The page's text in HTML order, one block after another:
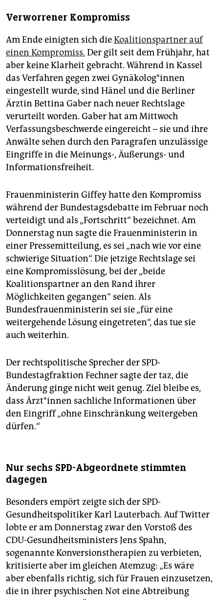
Verworrener Kompromiss
Am Ende einigten sich dieKoalitionspartner auf
einen Kompromiss. Der gilt seit dem Frühjahr, hat
aber keine Klarheit gebracht. Während in Kassel
das Verfahren gegen zwei Gynäkolog*innen
eingestellt wurde, sind Hänel und die Berliner
Ärztin Bettina Gaber nach neuer Rechtslage
verurteilt worden. Gaber hat am Mittwoch
Verfassungsbeschwerde eingereicht – sie und ihre
Anwälte sehen durch den Paragrafen unzulässige
Eingriffe in die Meinungs-, Äußerungs- und
Informationsfreiheit.
Frauenministerin Giffey hatte den Kompromiss
während der Bundestagsdebatte im Februar noch
verteidigt und als „Fortschritt“ bezeichnet. Am
Donnerstag nun sagte die Frauenministerin in
einer Pressemitteilung, es sei „nach wie vor eine
schwierige Situation“. Die jetzige Rechtslage sei
eine Kompromisslösung, bei der „beide
Koalitionspartner an den Rand ihrer
Möglichkeiten gegangen“ seien. Als
Bundesfrauenministerin sei sie „für eine
weitergehende Lösung eingetreten“, das tue sie
auch weiterhin.
Der rechtspolitische Sprecher der SPD-
Bundestagfraktion Fechner sagte der taz, die
Änderung ginge nicht weit genug. Ziel bleibe es,
dass Ärzt*innen sachliche Informationen über
den Eingriff „ohne Einschränkung weitergeben
dürfen.“
Nur sechs SPD-Abgeordnete stimmten
dagegen
Besonders empört zeigte sich der SPD-
Gesundheitspolitiker Karl Lauterbach. Auf Twitter
lobte er am Donnerstag zwar den Vorstoß des
CDU-Gesundheitsministers Jens Spahn,
sogenannte Konversionstherapien zu verbieten,
kritisierte aber im gleichen Atemzug: „Es wäre
aber ebenfalls richtig, sich für Frauen einzusetzen,
die in ihrer psychischen Not eine Abtreibung